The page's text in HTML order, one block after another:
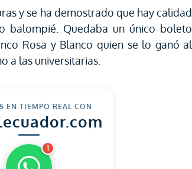
y se ha demostrado que hay calidad
balompié. Quedaba un único boleto
Rosa y Blanco quien se lo ganó al
a las universitarias.
EN TIEMPO REAL CON
1